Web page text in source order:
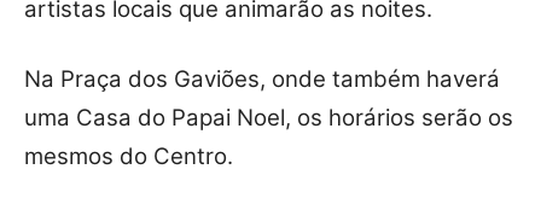
artistas locais que animarão as noites.
Na Praça dos Gaviões, onde também haverá
uma Casa do Papai Noel, os horários serão os
mesmos do Centro.